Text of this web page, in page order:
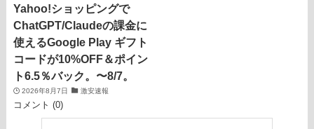
Yahoo!ショッピングで
ChatGPT/Claudeの課金に
使えるGoogle Play ギフト
コードが10%OFF＆ポイン
ト6.5％バック。〜8/7。
2026年8月7日 激安速報
コメント (0)